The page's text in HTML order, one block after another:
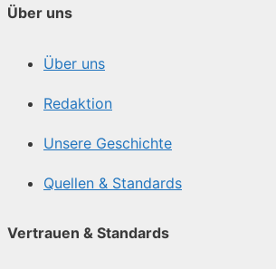
Über uns
Über uns
Redaktion
Unsere Geschichte
Quellen & Standards
Vertrauen & Standards